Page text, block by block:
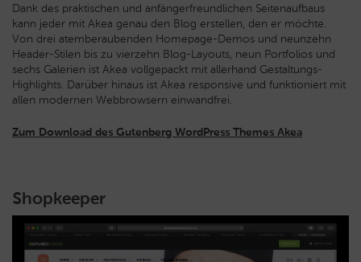
Dank des praktischen und anfängerfreundlichen Seitenaufbaus
kann jeder mit Akea genau den Blog erstellen, den er möchte.
Von drei atemberaubenden Homepage-Demos und neunzehn
Header-Stilen bis zu vierzehn Blog-Layouts, neun Portfolios und
sechs Galerien ist Akea vollgepackt mit allerhand Gestaltungs-
Highlights. Darüber hinaus ist Akea responsive und funktioniert mit
allen modernen Webbrowsern einwandfrei.
Zum Download des Gutenberg WordPress Themes Akea
Shopkeeper